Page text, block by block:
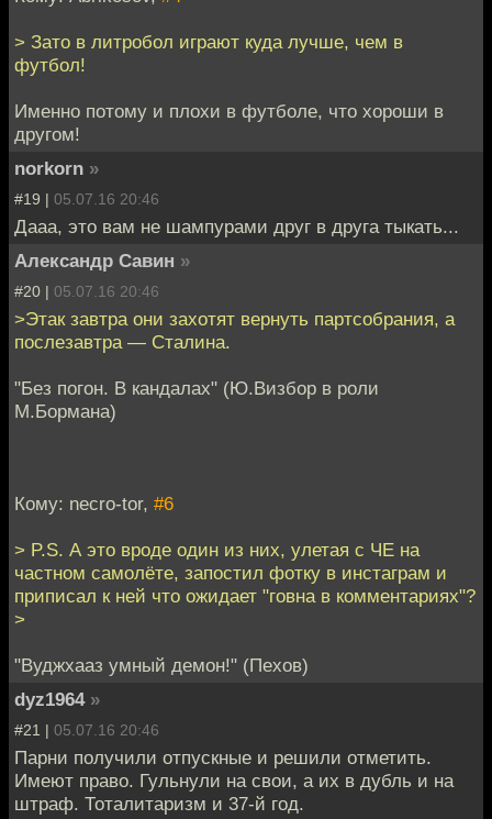
> Зато в литробол играют куда лучше, чем в
футбол!
Именно потому и плохи в футболе, что хороши в
другом!
norkorn »
#19 | 05.07.16 20:46
Дааа, это вам не шампурами друг в друга тыкать...
Александр Савин »
#20 | 05.07.16 20:46
>Этак завтра они захотят вернуть партсобрания, а
послезавтра — Сталина.
"Без погон. В кандалах" (Ю.Визбор в роли
М.Бормана)
Кому: necro-tor, #6
> P.S. А это вроде один из них, улетая с ЧЕ на
частном самолёте, запостил фотку в инстаграм и
приписал к ней что ожидает "говна в комментариях"?
>
"Вуджхааз умный демон!" (Пехов)
dyz1964 »
#21 | 05.07.16 20:46
Парни получили отпускные и решили отметить.
Имеют право. Гульнули на свои, а их в дубль и на
штраф. Тоталитаризм и 37-й год.